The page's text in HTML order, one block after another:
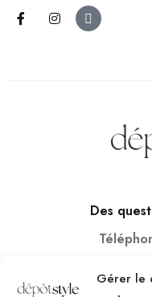
Gérer le
Des
Adresse : Rue